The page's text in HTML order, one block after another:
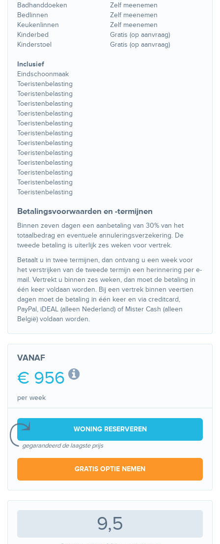
Badhanddoeken
Zelf meenemen
Bedlinnen
Zelf meenemen
Keukenlinnen
Zelf meenemen
Kinderbed
Gratis (op aanvraag)
Kinderstoel
Gratis (op aanvraag)
Inclusief
Eindschoonmaak
Toeristenbelasting
Toeristenbelasting
Toeristenbelasting
Toeristenbelasting
Toeristenbelasting
Toeristenbelasting
Toeristenbelasting
Toeristenbelasting
Toeristenbelasting
Toeristenbelasting
Toeristenbelasting
Toeristenbelasting
Betalingsvoorwaarden en -termijnen
Binnen zeven dagen een aanbetaling van 30% van het
totaalbedrag en eventuele annuleringsverzekering. De
tweede betaling is uiterlijk zes weken voor vertrek.
Betaalt u in twee termijnen, dan ontvang u een week voor
het verstrijken van de tweede termijn een herinnering per e-
mail. Vertrekt u binnen zes weken, dan moet de betaling in
één keer voldaan worden. Bij een vertrek binnen veertien
dagen moet de betaling in één keer en via creditcard,
PayPal, iDEAL (alleen Nederland) of Mister Cash (alleen
België) voldaan worden.
VANAF
€ 956
per week
WONING RESERVEREN
gegarandeerd de laagste prijs
GRATIS OPTIE NEMEN
9,5